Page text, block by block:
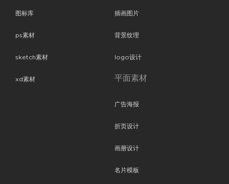
图标库
ps素材
sketch素材
xd素材
插画图片
背景纹理
logo设计
平面素材
广告海报
折页设计
画册设计
名片模板